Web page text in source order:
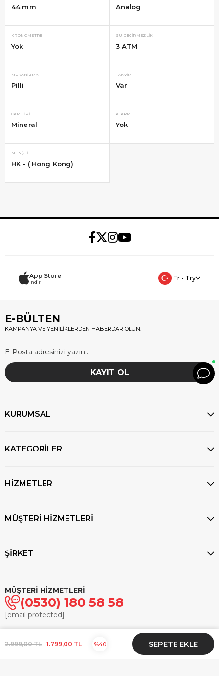
44 mm Analog
KRONOMETRE
Yok
SU GEÇIRMEZLIK
3 ATM
MEKANIZMA
Pilli
TAKVIM
Var
CAM TIPI
Mineral
ALARM
Yok
MENŞEI
HK - ( Hong Kong)
App Store
İndir
Tr - Try
E-BÜLTEN
KAMPANYA VE YENİLİKLERDEN HABERDAR OLUN.
KAYIT OL
KURUMSAL
KATEGORİLER
HİZMETLER
MÜŞTERİ HİZMETLERİ
ŞİRKET
MÜŞTERİ HİZMETLERİ
(0530) 180 58 58
[email protected]
- Tüm hakları saklıdır.
2.999,00 TL 1.799,00 TL 40